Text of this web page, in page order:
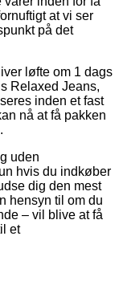
at vi ser
på det
løfte om 1 dags
Relaxed Jeans,
inden et fast
nå at få pakken
uden
hvis du indkøber
dig den mest
hensyn til om du
– vil blive at få
et